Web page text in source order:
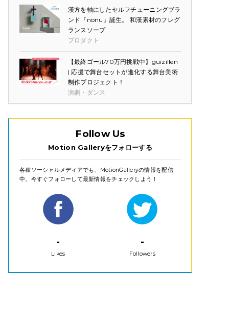
漢方を軸にしたセルフチューニングブラ
ンド『nonu』誕生。 和漢素材のフレグ
ランスソープ
プロダクト
【最終ゴール70万円挑戦中】guizillen
| 応援で舞台セットが進化する舞台美術
制作プロジェクト！
演劇・ダンス
Follow Us
Motion Galleryをフォローする
各種ソーシャルメディアでも、MotionGalleryの情報を配信
中。今すぐフォローして最新情報をチェックしよう！
-
Likes
-
Followers